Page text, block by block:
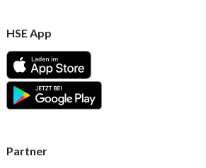
HSE App
Partner